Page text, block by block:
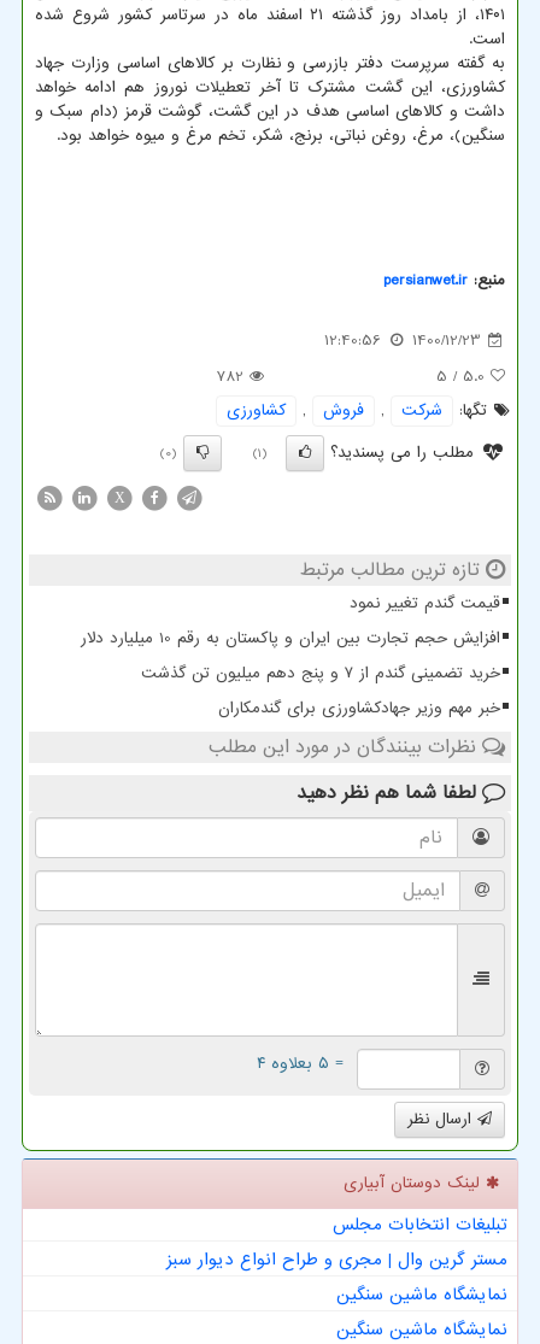
۱۴۰۱، از بامداد روز گذشته ۲۱ اسفند ماه در سرتاسر کشور شروع شده
است.
به گفته سرپرست دفتر بازرسی و نظارت بر کالاهای اساسی وزارت جهاد
کشاورزی، این گشت مشترک تا آخر تعطیلات نوروز هم ادامه خواهد
داشت و کالاهای اساسی هدف در این گشت، گوشت قرمز (دام سبک و
سنگین)، مرغ، روغن نباتی، برنج، شکر، تخم مرغ و میوه خواهد بود.
منبع: persianwet.ir
1400/12/23
12:40:56
5.0
/ 5
782
تگها:
شركت , فروش ,
كشاورزی
مطلب را می پسندید؟
(1)
(0)
X
تازه ترین مطالب مرتبط
قیمت گندم تغییر نمود
افزایش حجم تجارت بین ایران و پاکستان به رقم 10 میلیارد دلار
خرید تضمینی گندم از ۷ و پنج دهم میلیون تن گذشت
خبر مهم وزیر جهادکشاورزی برای گندمکاران
نظرات بینندگان در مورد این مطلب
لطفا شما هم نظر دهید
= ۵ بعلاوه ۴
ارسال نظر
لینک دوستان آبیاری
تبلیغات انتخابات مجلس
مستر گرین وال | مجری و طراح انواع دیوار سبز
نمایشگاه ماشین سنگین
نمایشگاه ماشین سنگین